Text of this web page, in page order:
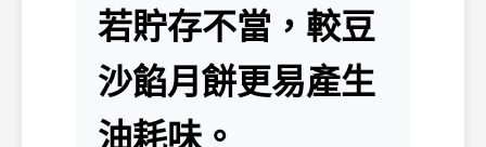
若貯存不當，較豆
沙餡月餅更易產生
油耗味。